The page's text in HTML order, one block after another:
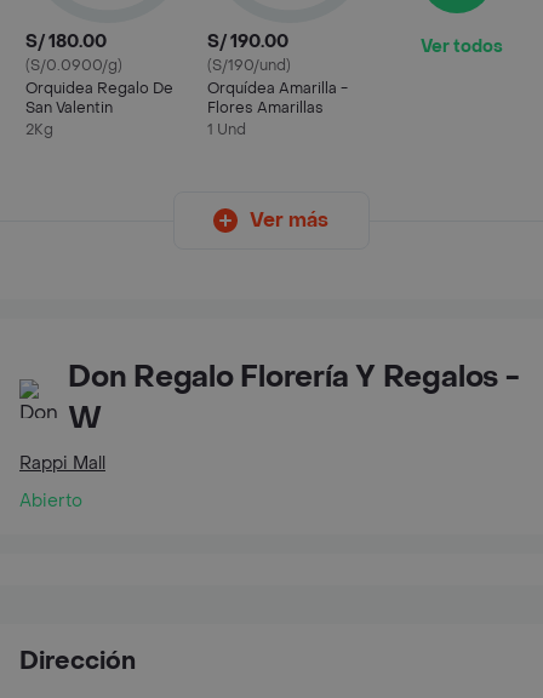
S/ 180.00
(S/0.0900/g)
Orquidea Regalo De
San Valentin
2Kg
S/ 190.00
(S/190/und)
Orquídea Amarilla -
Flores Amarillas
1 Und
Ver todos
Ver más
Don Regalo Florería Y Regalos -
W
Rappi Mall
Abierto
Dirección